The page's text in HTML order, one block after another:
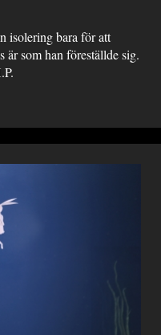
isolering bara för att
är som han föreställde sig.